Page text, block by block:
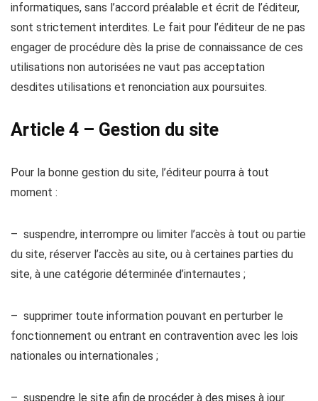
informatiques, sans l’accord préalable et écrit de l’éditeur,
sont strictement interdites. Le fait pour l’éditeur de ne pas
engager de procédure dès la prise de connaissance de ces
utilisations non autorisées ne vaut pas acceptation
desdites utilisations et renonciation aux poursuites.
Article 4 – Gestion du site
Pour la bonne gestion du site, l’éditeur pourra à tout
moment :
– suspendre, interrompre ou limiter l’accès à tout ou partie
du site, réserver l’accès au site, ou à certaines parties du
site, à une catégorie déterminée d’internautes ;
– supprimer toute information pouvant en perturber le
fonctionnement ou entrant en contravention avec les lois
nationales ou internationales ;
– suspendre le site afin de procéder à des mises à jour.